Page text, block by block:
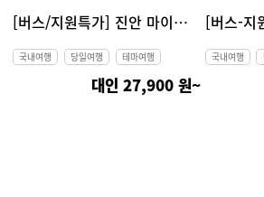
[버스/지원특가] 진안 마이산 탑사, 부귀 메타세콰이어길, 전주한옥마을 당일여행
국내여행 당일여행 테마여행
대인 27,900 원~
국내여행